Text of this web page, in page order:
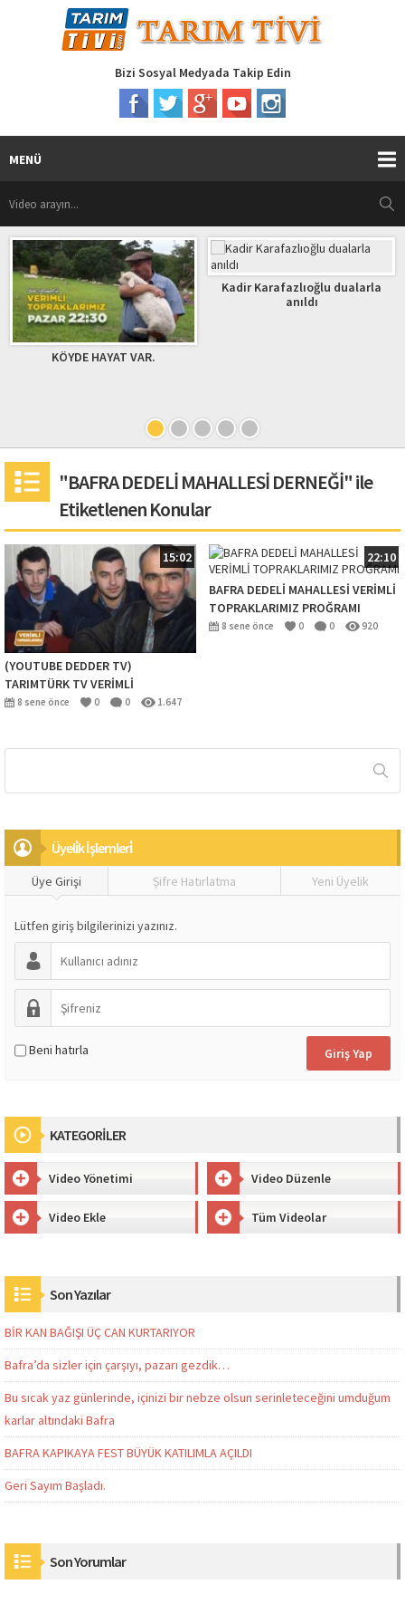
Bizi Sosyal Medyada Takip Edin
MENÜ
KÖYDE HAYAT VAR.
Kadir Karafazlıoğlu dualarla
anıldı
"BAFRA DEDELİ MAHALLESİ DERNEĞİ" ile
Etiketlenen Konular
15:02
(YOUTUBE DEDDER TV)
TARIMTÜRK TV VERİMLİ
TOPRAKLARIMIZ
8 sene önce 0 0 1.647
22:10
BAFRA DEDELİ MAHALLESİ VERİMLİ
TOPRAKLARIMIZ PROĞRAMI
8 sene önce 0 0 920
Üyeli̇k İşlemleri̇
Üye Girişi Şifre Hatırlatma Yeni Üyelik
Lütfen giriş bilgilerinizi yazınız.
Beni hatırla
KATEGORİLER
Video Yönetimi Video Düzenle
Video Ekle Tüm Videolar
Son Yazılar
BİR KAN BAĞIŞI ÜÇ CAN KURTARIYOR
Bafra’da sizler için çarşıyı, pazarı gezdik…
Bu sıcak yaz günlerinde, içinizi bir nebze olsun serinleteceğini umduğum
karlar altındaki Bafra
BAFRA KAPIKAYA FEST BÜYÜK KATILIMLA AÇILDI
Geri Sayım Başladı.
Son Yorumlar